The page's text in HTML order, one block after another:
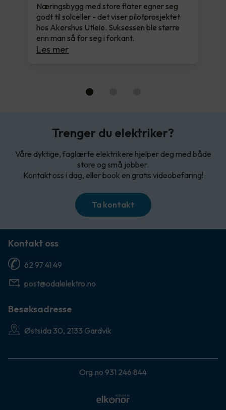
Næringsbygg med store flater egner seg
godt til solceller - det viser pilotprosjektet
hos Akershus Utleie. Suksessen ble større
enn man så for seg i forkant.
Les mer
Trenger du elektriker?
Våre dyktige, faglærte elektrikere hjelper deg med både
store og små jobber.
Kontakt oss i dag, eller book en gratis videobefaring!
Ta kontakt
Kontakt oss
62 97 41 49
post@odalelektro.no
Besøksadresse
Østsida 30, 2133 Gardvik
Org.no 931 246 844